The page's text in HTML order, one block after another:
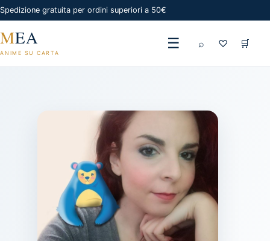
Spedizione gratuita per ordini superiori a 50€
MEA
ANIME SU CARTA
☰ ⌕ ♡ 🛒